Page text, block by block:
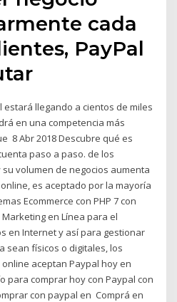
cada
PayPal
estará llegando a cientos de miles
en una competencia más
8 Abr 2018 Descubre qué es
paso a paso. de los
volumen de negocios aumenta
es aceptado por la mayoría
Ecommerce con PHP 7 con
Marketing en Línea para el
en Internet y así para gestionar
sean físicos o digitales, los
aceptan Paypal hoy en
para comprar hoy con Paypal con
con paypal en Comprá en